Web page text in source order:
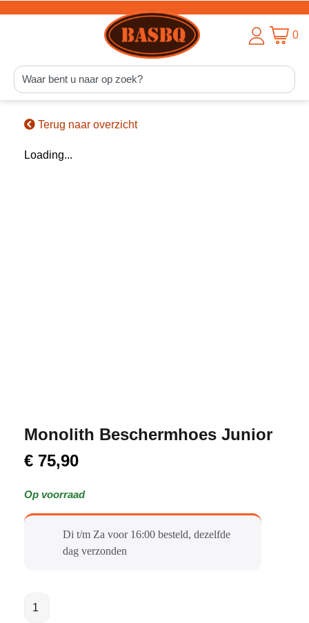
0
Terug naar overzicht
Loading...
Monolith Beschermhoes Junior
€ 75,90
Op voorraad
Di t/m Za voor 16:00 besteld, dezelfde
dag verzonden​